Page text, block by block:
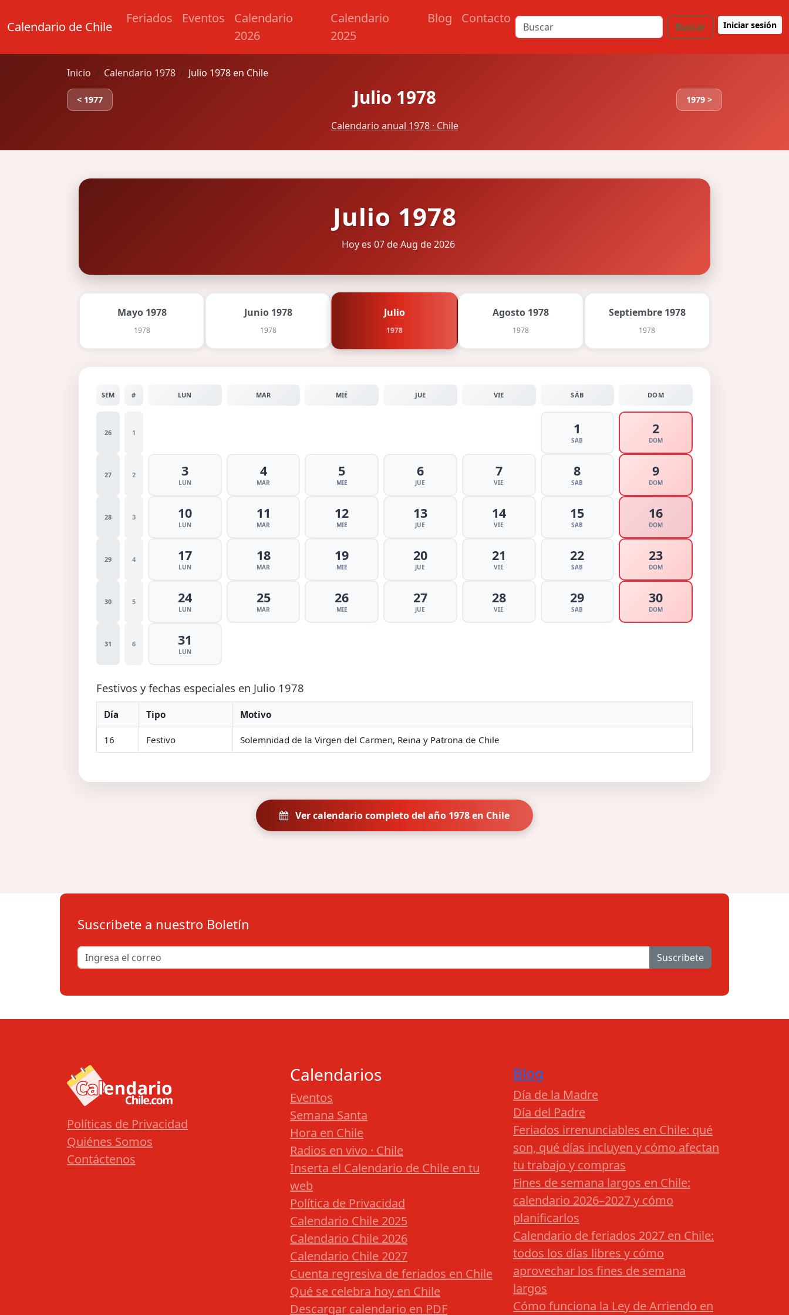
Calendario de Chile
Feriados Eventos
Calendario
2026
Calendario
2025
Blog Contacto
Buscar Iniciar sesión
Inicio Calendario 1978 Julio 1978 en Chile
< 1977 Julio 1978 1979 >
Calendario anual 1978 · Chile
Julio 1978
Hoy es 07 de Aug de 2026
Mayo 1978
1978
Junio 1978
1978
Julio
1978
Agosto 1978
1978
Septiembre 1978
1978
SEM # LUN MAR MIÉ JUE VIE SÁB DOM
26 1 1
SAB
2
DOM
27 2 3
LUN
4
MAR
5
MIE
6
JUE
7
VIE
8
SAB
9
DOM
28 3 10
LUN
11
MAR
12
MIE
13
JUE
14
VIE
15
SAB
16
DOM
29 4 17
LUN
18
MAR
19
MIE
20
JUE
21
VIE
22
SAB
23
DOM
30 5 24
LUN
25
MAR
26
MIE
27
JUE
28
VIE
29
SAB
30
DOM
31 6 31
LUN
Festivos y fechas especiales en Julio 1978
Día Tipo Motivo
16 Festivo Solemnidad de la Virgen del Carmen, Reina y Patrona de Chile
Ver calendario completo del año 1978 en Chile
Suscribete a nuestro Boletín
Suscribete
Políticas de Privacidad
Quiénes Somos
Contáctenos
Calendarios
Eventos
Semana Santa
Hora en Chile
Radios en vivo · Chile
Inserta el Calendario de Chile en tu
web
Política de Privacidad
Calendario Chile 2025
Calendario Chile 2026
Calendario Chile 2027
Cuenta regresiva de feriados en Chile
Qué se celebra hoy en Chile
Descargar calendario en PDF
Blog
Día de la Madre
Día del Padre
Feriados irrenunciables en Chile: qué
son, qué días incluyen y cómo afectan
tu trabajo y compras
Fines de semana largos en Chile:
calendario 2026–2027 y cómo
planificarlos
Calendario de feriados 2027 en Chile:
todos los días libres y cómo
aprovechar los fines de semana
largos
Cómo funciona la Ley de Arriendo en